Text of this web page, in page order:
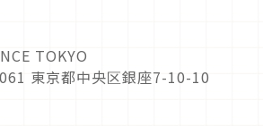
TOKYO
東京都中央区銀座7-10-10